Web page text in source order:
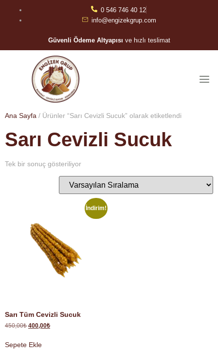
0 546 746 40 12
info@engizekgrup.com
Güvenli Ödeme Altyapısı ve hızlı teslimat
Ana Sayfa / Ürünler “Sarı Cevizli Sucuk” olarak etiketlendi
Sarı Cevizli Sucuk
Tek bir sonuç gösteriliyor
İndirim!
Sarı Tüm Cevizli Sucuk
450,00₺ 400,00₺
Sepete Ekle